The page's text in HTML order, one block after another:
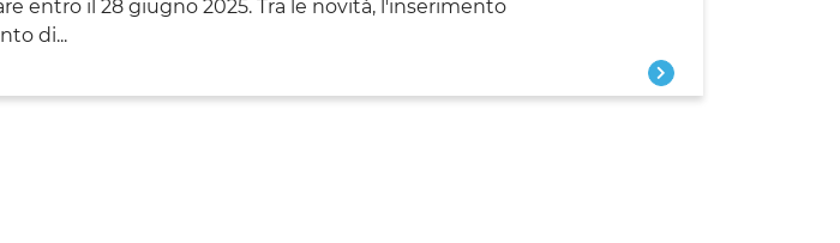
entro il 28 giugno 2025. Tra le novità, l'inserimento
di...